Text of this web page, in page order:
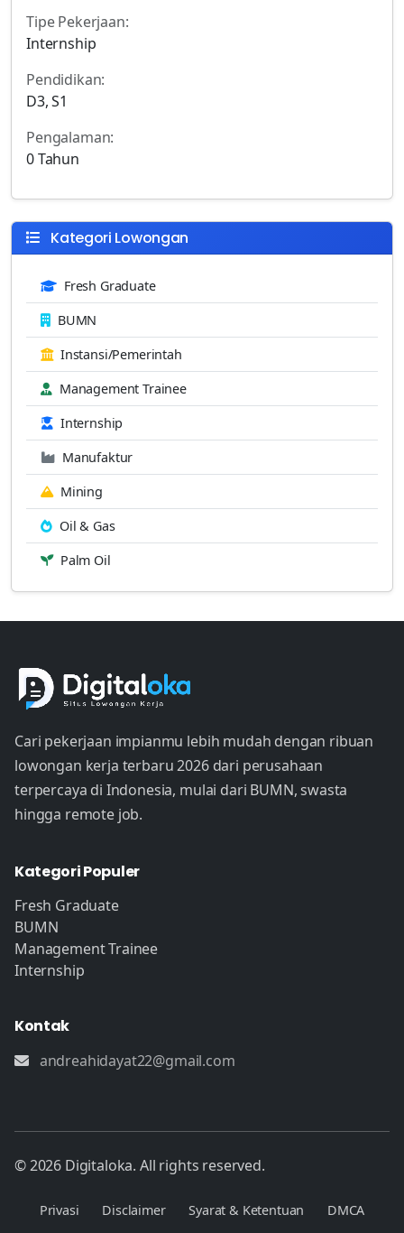
Tipe Pekerjaan:
Internship
Pendidikan:
D3, S1
Pengalaman:
0 Tahun
Kategori Lowongan
Fresh Graduate
BUMN
Instansi/Pemerintah
Management Trainee
Internship
Manufaktur
Mining
Oil & Gas
Palm Oil
Cari pekerjaan impianmu lebih mudah dengan ribuan
lowongan kerja terbaru 2026 dari perusahaan
terpercaya di Indonesia, mulai dari BUMN, swasta
hingga remote job.
Kategori Populer
Fresh Graduate
BUMN
Management Trainee
Internship
Kontak
andreahidayat22@gmail.com
© 2026 Digitaloka. All rights reserved.
Privasi Disclaimer Syarat & Ketentuan DMCA